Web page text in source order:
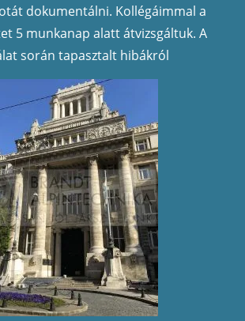
dokumentálni. Kollégáimmal a
5 munkanap alatt átvizsgáltuk. A
során tapasztalt hibákról